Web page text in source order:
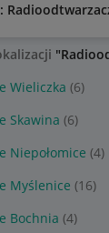
Wieliczka (6)
Skawina (6)
Niepołomice (4)
Myślenice (16)
Bochnia (4)